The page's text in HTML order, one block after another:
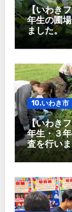
【いわき
年生の圃
ました。
10.いわき市
【いわき
年生・３
査を行い